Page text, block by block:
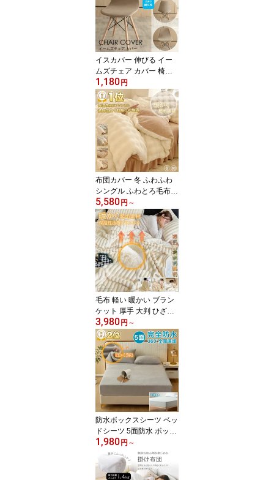
ファー カバー 背たれ フ
ィットカバー 伸びる ス
トレッチ性 かわいい シ
ンプル 簡単取付 洗える
洗濯可 リビング
イスカバー 伸びる イー
ムズチェア カバー 椅子
背もたれ チェアカバー
ストレッチ チェアカバー
フィット 無地 椅子 カバ
ー 北欧風 ダイニングチ
ェアカバー 座椅子カバー
チェアーカバー 伸縮素材
フィット感 北欧 かける
だけ カバー フィットカ
バー
1,180円
布団カバー 冬 ふわふわ
シングル ふわとろ毛布
布団カバー 3点セット ポ
コポコ 掛け布団カバー
冬用 暖かい 布団カバー
セット あったか 厚手 ベ
ッドスカート セミダブル
北欧 おしゃれ 吸湿発熱
シーツセット ふわふわ
可愛い ウォッシャブル
5,580円 ～
毛布 軽い 暖かい ブラン
ケット 厚手 大判 ひざ掛
け 肩掛け 膝掛け 発熱 清
潔感 静電気防止 吸湿速
乾 抗菌防臭 保温 寒さ対
策 フランネル マイクロ
ファイバー 柔らか ふわ
ふわ 軽量 洗える 掛け毛
布 清潔感 ベート ソファ
ー 秋冬用 プレゼント ギ
フト
3,980円 ～
防水ボックスシーツ ベッ
ドシーツ 5面防水 ボック
スシーツ シングル マッ
トレスカバー 防水シート
白 シーツ ベッドカバー
介護シーツ 新生活 シー
1,980円 ～